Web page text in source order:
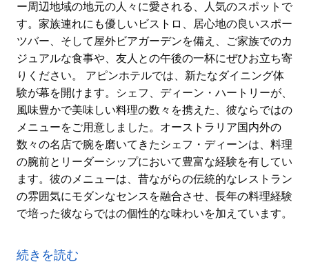
ー周辺地域の地元の人々に愛される、人気のスポットで
す。家族連れにも優しいビストロ、居心地の良いスポー
ツバー、そして屋外ビアガーデンを備え、ご家族でのカ
ジュアルな食事や、友人との午後の一杯にぜひお立ち寄
りください。 アピンホテルでは、新たなダイニング体
験が幕を開けます。シェフ、ディーン・ハートリーが、
風味豊かで美味しい料理の数々を携えた、彼ならではの
メニューをご用意しました。オーストラリア国内外の
数々の名店で腕を磨いてきたシェフ・ディーンは、料理
の腕前とリーダーシップにおいて豊富な経験を有してい
ます。彼のメニューは、昔ながらの伝統的なレストラン
の雰囲気にモダンなセンスを融合させ、長年の料理経験
で培った彼ならではの個性的な味わいを加えています。
ごしいただける場所です！ウォロンドリーとマッカーサ
続きを読む